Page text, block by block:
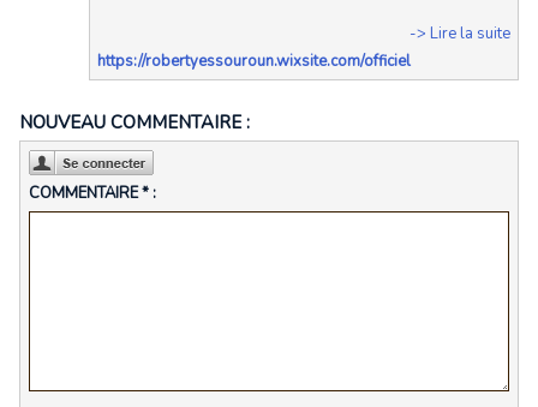
-> Lire la suite
https://robertyessouroun.wixsite.com/officiel
NOUVEAU COMMENTAIRE :
COMMENTAIRE * :